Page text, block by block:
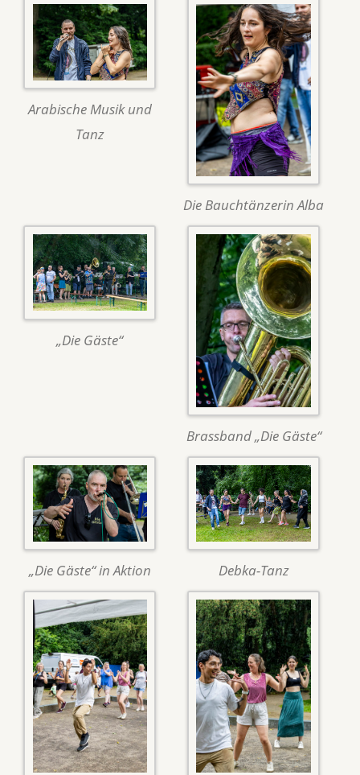
Arabische Musik und
Tanz
Die Bauchtänzerin Alba
„Die Gäste“
Brassband „Die Gäste“
„Die Gäste“ in Aktion Debka-Tanz